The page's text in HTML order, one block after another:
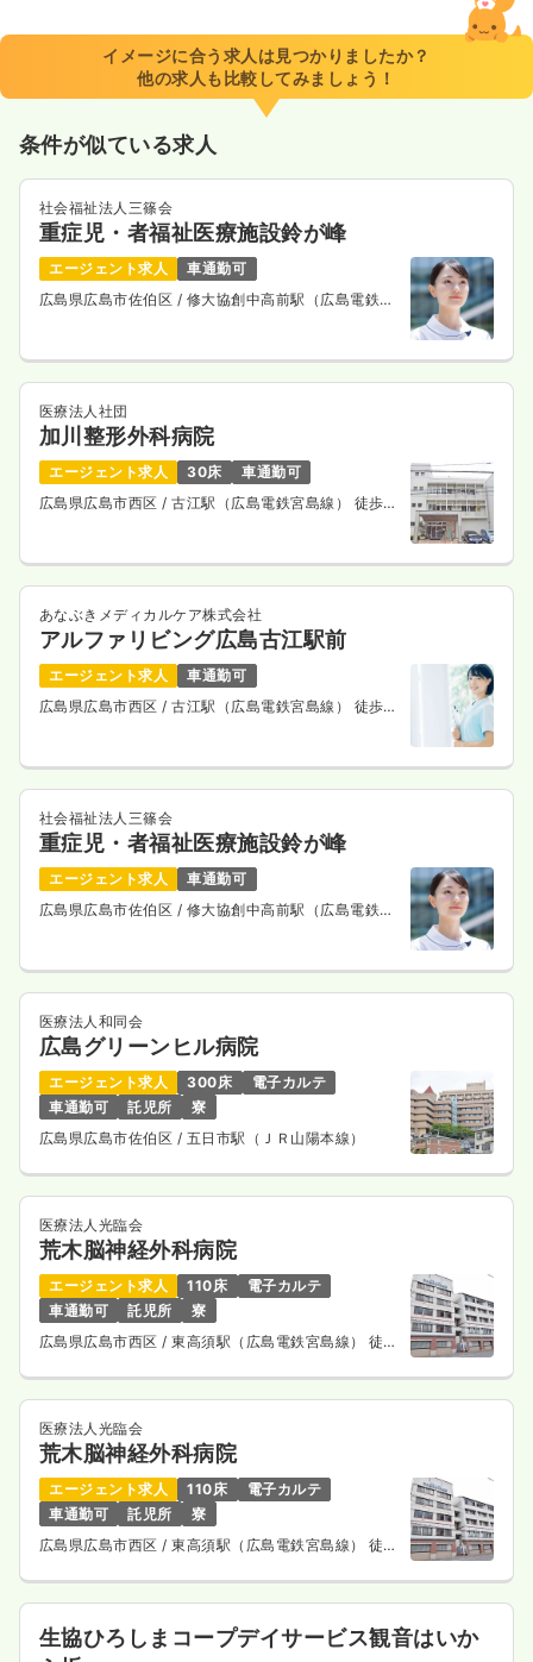
イメージに合う求人は見つかりましたか？
他の求人も比較してみましょう！
条件が似ている求人
社会福祉法人三篠会
重症児・者福祉医療施設鈴が峰
エージェント求人
車通勤可
広島県広島市佐伯区 / 修大協創中高前駅（広島電鉄宮
医療法人社団
加川整形外科病院
エージェント求人 30床
車通勤可
広島県広島市西区/ 古江駅（広島電鉄宮島線） 徒歩7
あなぶきメディカルケア株式会社
アルファリビング広島古江駅前
エージェント求人
車通勤可
広島県広島市西区/ 古江駅（広島電鉄宮島線） 徒歩3
社会福祉法人三篠会
重症児・者福祉医療施設鈴が峰
エージェント求人
車通勤可
広島県広島市佐伯区 / 修大協創中高前駅（広島電鉄宮
医療法人和同会
広島グリーンヒル病院
エージェント求人 300床
電子カルテ
車通勤可
託児所
寮
広島県広島市佐伯区 / 五日市駅（ＪＲ山陽本線）
医療法人光臨会
荒木脳神経外科病院
エージェント求人 110床
電子カルテ
車通勤可
託児所
寮
広島県広島市西区 / 東高須駅（広島電鉄宮島線） 徒歩
医療法人光臨会
荒木脳神経外科病院
エージェント求人 110床
電子カルテ
車通勤可
託児所
寮
広島県広島市西区 / 東高須駅（広島電鉄宮島線） 徒歩
生協ひろしまコープデイサービス観音はいか